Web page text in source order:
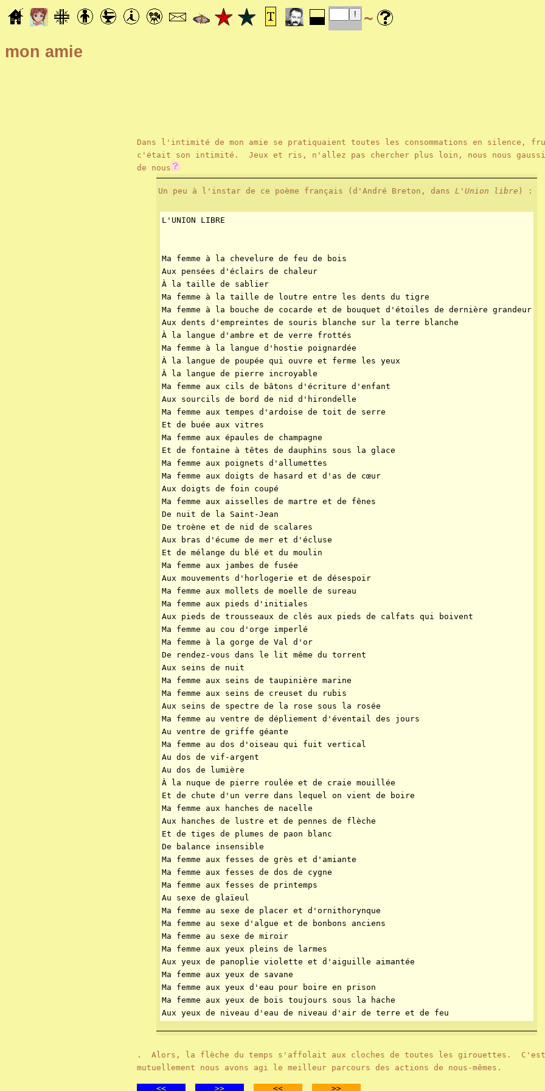
~
mon amie
Dans l'intimité de mon amie se pratiquaient toutes les consommations en silence,
c'était son intimité. Jeux et ris, n'allez pas chercher plus loin, nous nous
de nous
Un peu à l'instar de ce poème français (d'André Breton, dans L'Union libre ) :
L'UNION LIBRE
Ma femme à la chevelure de feu de bois
Aux pensées d'éclairs de chaleur
À la taille de sablier
Ma femme à la taille de loutre entre les dents du tigre
Ma femme à la bouche de cocarde et de bouquet d'étoiles de dernière grandeur
Aux dents d'empreintes de souris blanche sur la terre blanche
À la langue d'ambre et de verre frottés
Ma femme à la langue d'hostie poignardée
À la langue de poupée qui ouvre et ferme les yeux
À la langue de pierre incroyable
Ma femme aux cils de bâtons d'écriture d'enfant
Aux sourcils de bord de nid d'hirondelle
Ma femme aux tempes d'ardoise de toit de serre
Et de buée aux vitres
Ma femme aux épaules de champagne
Et de fontaine à têtes de dauphins sous la glace
Ma femme aux poignets d'allumettes
Ma femme aux doigts de hasard et d'as de cœur
Aux doigts de foin coupé
Ma femme aux aisselles de martre et de fênes
De nuit de la Saint-Jean
De troène et de nid de scalares
Aux bras d'écume de mer et d'écluse
Et de mélange du blé et du moulin
Ma femme aux jambes de fusée
Aux mouvements d'horlogerie et de désespoir
Ma femme aux mollets de moelle de sureau
Ma femme aux pieds d'initiales
Aux pieds de trousseaux de clés aux pieds de calfats qui boivent
Ma femme au cou d'orge imperlé
Ma femme à la gorge de Val d'or
De rendez-vous dans le lit même du torrent
Aux seins de nuit
Ma femme aux seins de taupinière marine
Ma femme aux seins de creuset du rubis
Aux seins de spectre de la rose sous la rosée
Ma femme au ventre de dépliement d'éventail des jours
Au ventre de griffe géante
Ma femme au dos d'oiseau qui fuit vertical
Au dos de vif-argent
Au dos de lumière
À la nuque de pierre roulée et de craie mouillée
Et de chute d'un verre dans lequel on vient de boire
Ma femme aux hanches de nacelle
Aux hanches de lustre et de pennes de flèche
Et de tiges de plumes de paon blanc
De balance insensible
Ma femme aux fesses de grès et d'amiante
Ma femme aux fesses de dos de cygne
Ma femme aux fesses de printemps
Au sexe de glaïeul
Ma femme au sexe de placer et d'ornithorynque
Ma femme au sexe d'algue et de bonbons anciens
Ma femme au sexe de miroir
Ma femme aux yeux pleins de larmes
Aux yeux de panoplie violette et d'aiguille aimantée
Ma femme aux yeux de savane
Ma femme aux yeux d'eau pour boire en prison
Ma femme aux yeux de bois toujours sous la hache
Aux yeux de niveau d'eau de niveau d'air de terre et de feu
. Alors, la flèche du temps s'affolait aux cloches de toutes les girouettes. C'est
mutuellement nous avons agi le meilleur parcours des actions de nous-mêmes.
<< >> << >>